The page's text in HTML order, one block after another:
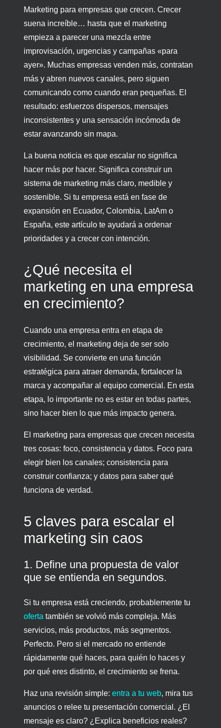
Marketing para empresas que crecen. Crecer
suena increíble… hasta que el marketing
empieza a parecer una mezcla entre
improvisación, urgencias y campañas «para
ayer». Muchas empresas venden más, contratan
más y abren nuevos canales, pero siguen
comunicando como cuando eran pequeñas. El
resultado: esfuerzos dispersos, mensajes
inconsistentes y una sensación incómoda de
estar avanzando sin mapa.
La buena noticia es que escalar no significa
hacer más por hacer. Significa construir un
sistema de marketing más claro, medible y
sostenible. Si tu empresa está en fase de
expansión en Ecuador, Colombia, LatAm o
España, este artículo te ayudará a ordenar
prioridades y a crecer con intención.
¿Qué necesita el
marketing en una empresa
en crecimiento?
Cuando una empresa entra en etapa de
crecimiento, el marketing deja de ser solo
visibilidad. Se convierte en una función
estratégica para atraer demanda, fortalecer la
marca y acompañar al equipo comercial. En esta
etapa, lo importante no es estar en todas partes,
sino hacer bien lo que más impacto genera.
El marketing para empresas que crecen necesita
tres cosas: foco, consistencia y datos. Foco para
elegir bien los canales; consistencia para
construir confianza; y datos para saber qué
funciona de verdad.
5 claves para escalar el
marketing sin caos
1. Define una propuesta de valor
que se entienda en segundos.
Si tu empresa está creciendo, probablemente tu
oferta también se volvió más compleja. Más
servicios, más productos, más segmentos.
Perfecto. Pero si el mercado no entiende
rápidamente qué haces, para quién lo haces y
por qué eres distinto, el crecimiento se frena.
Haz una revisión simple: entra a tu web, mira tus
anuncios o relee tu presentación comercial. ¿El
mensaje es claro? ¿Explica beneficios reales?